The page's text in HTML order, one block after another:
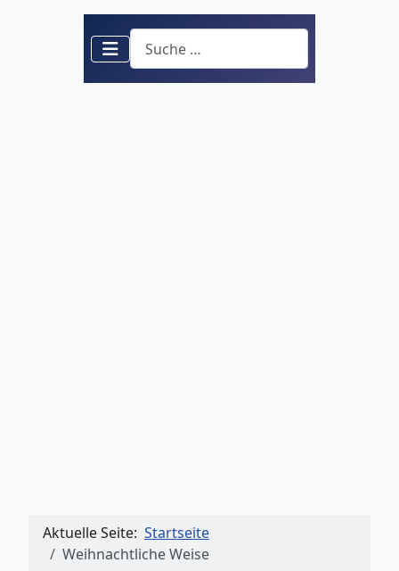
Suchen
Aktuelle Seite: Startseite
Weihnachtliche Weise